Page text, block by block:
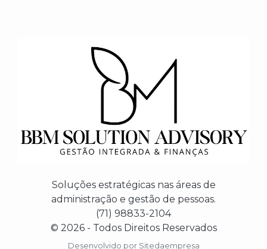
Soluções estratégicas nas áreas de
administração e gestão de pessoas.
(71) 98833-2104
© 2026 - Todos Direitos Reservados
Desenvolvido por Sitedaempresa